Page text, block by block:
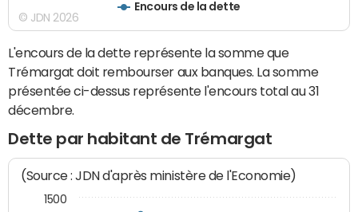
Encours de la dette
© JDN 2026
L'encours de la dette représente la somme que
Trémargat doit rembourser aux banques. La somme
présentée ci-dessus représente l'encours total au 31
décembre.
Dette par habitant de Trémargat
(Source : JDN d'après ministère de l'Economie)
1500